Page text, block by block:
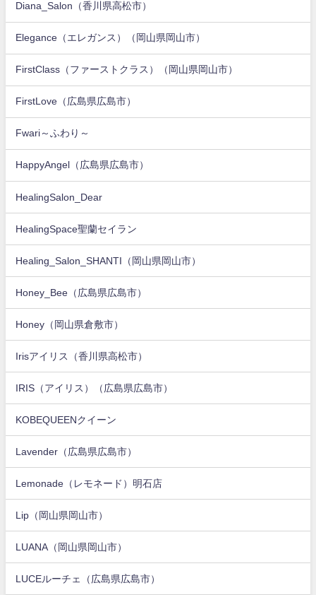
Diana_Salon（香川県高松市）
Elegance（エレガンス）（岡山県岡山市）
FirstClass（ファーストクラス）（岡山県岡山市）
FirstLove（広島県広島市）
Fwari～ふわり～
HappyAngel（広島県広島市）
HealingSalon_Dear
HealingSpace聖蘭セイラン
Healing_Salon_SHANTI（岡山県岡山市）
Honey_Bee（広島県広島市）
Honey（岡山県倉敷市）
Irisアイリス（香川県高松市）
IRIS（アイリス）（広島県広島市）
KOBEQUEENクイーン
Lavender（広島県広島市）
Lemonade（レモネード）明石店
Lip（岡山県岡山市）
LUANA（岡山県岡山市）
LUCEルーチェ（広島県広島市）